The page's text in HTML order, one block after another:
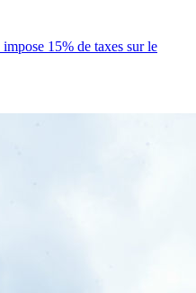
15% de taxes sur le